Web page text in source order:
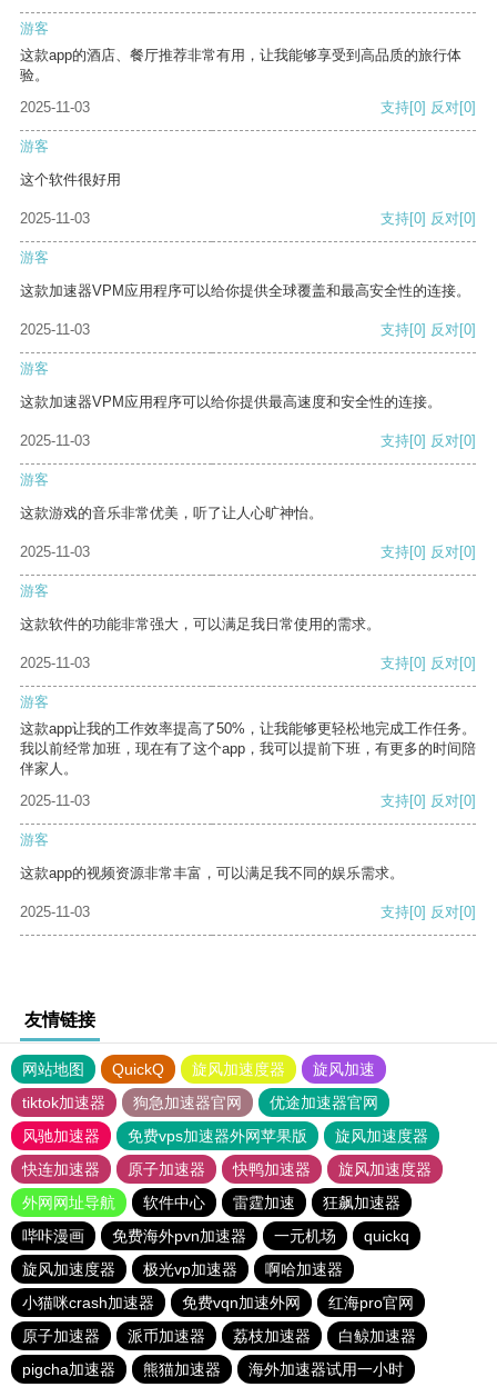
游客
这款app的酒店、餐厅推荐非常有用，让我能够享受到高品质的旅行体
验。
2025-11-03
支持[0] 反对[0]
游客
这个软件很好用
2025-11-03 支持[0] 反对[0]
游客
这款加速器VPM应用程序可以给你提供全球覆盖和最高安全性的连接。
2025-11-03 支持[0] 反对[0]
游客
这款加速器VPM应用程序可以给你提供最高速度和安全性的连接。
2025-11-03 支持[0] 反对[0]
游客
这款游戏的音乐非常优美，听了让人心旷神怡。
2025-11-03 支持[0] 反对[0]
游客
这款软件的功能非常强大，可以满足我日常使用的需求。
2025-11-03 支持[0] 反对[0]
游客
这款app让我的工作效率提高了50%，让我能够更轻松地完成工作任务。
我以前经常加班，现在有了这个app，我可以提前下班，有更多的时间陪
伴家人。
2025-11-03
支持[0] 反对[0]
游客
这款app的视频资源非常丰富，可以满足我不同的娱乐需求。
2025-11-03 支持[0] 反对[0]
友情链接
网站地图 QuickQ 旋风加速度器
旋风加速
tiktok加速器
狗急加速器官网
优途加速器官网
风驰加速器
免费vps加速器外网苹果版
旋风加速度器
快连加速器
原子加速器 快鸭加速器
旋风加速度器
外网网址导航
软件中心 雷霆加速
狂飙加速器
哔咔漫画
免费海外pvn加速器 一元机场
quickq
旋风加速度器
极光vp加速器
啊哈加速器
小猫咪crash加速器
免费vqn加速外网
红海pro官网
原子加速器
派币加速器 荔枝加速器
白鲸加速器
pigcha加速器
熊猫加速器 海外加速器试用一小时